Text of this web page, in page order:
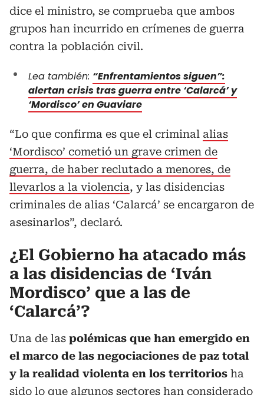
dice el ministro, se comprueba que ambos
grupos han incurrido en crímenes de guerra
contra la población civil.
Lea también: “Enfrentamientos siguen”:
alertan crisis tras guerra entre ‘Calarcá’ y
‘Mordisco’ en Guaviare
“Lo que confirma es que el criminal alias
‘Mordisco’ cometió un grave crimen de
guerra, de haber reclutado a menores, de
llevarlos a la violencia, y las disidencias
criminales de alias ‘Calarcá’ se encargaron de
asesinarlos”, declaró.
¿El Gobierno ha atacado más
a las disidencias de ‘Iván
Mordisco’ que a las de
‘Calarcá’?
Una de las polémicas que han emergido en
el marco de las negociaciones de paz total
y la realidad violenta en los territorios ha
sido lo que algunos sectores han considerado